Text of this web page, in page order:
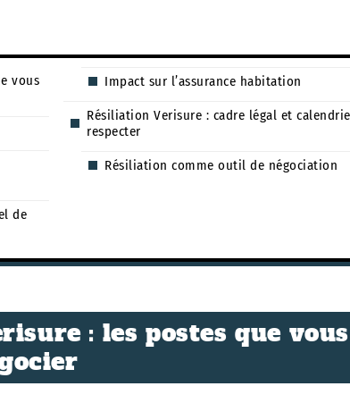
vous
de
Impact sur l’assurance habitation
Résiliation Verisure : cadre légal et
respecter
Résiliation comme outil de négociation
: les postes que vous